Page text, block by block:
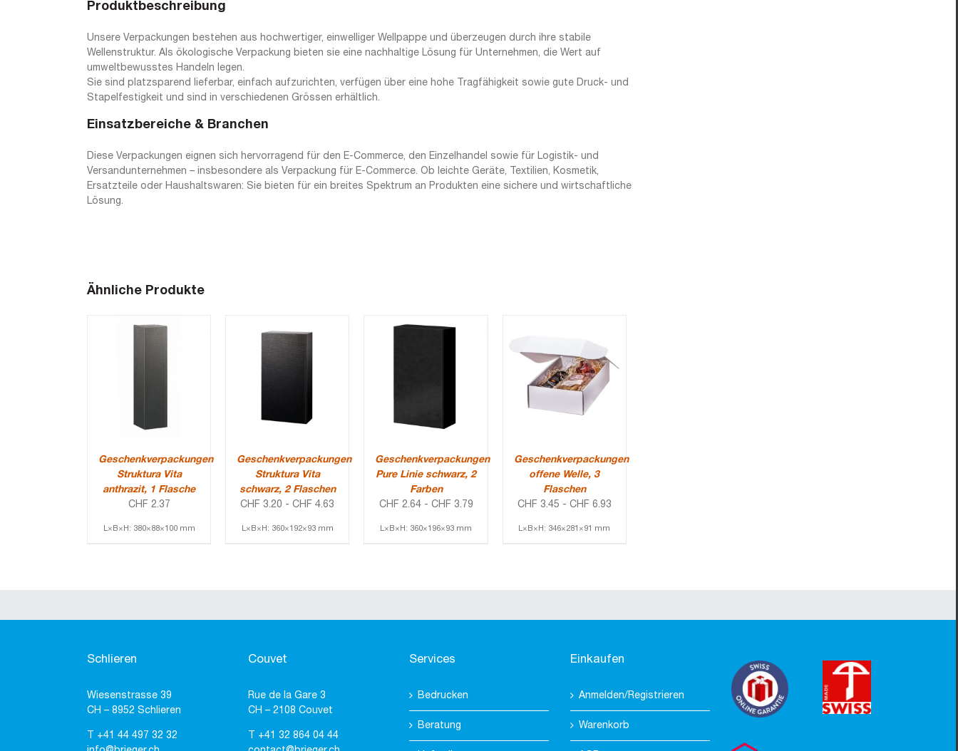
Produktbeschreibung
Unsere Verpackungen bestehen aus hochwertiger, einwelliger Wellpappe und überzeugen durch ihre stabile
Wellenstruktur. Als ökologische Verpackung bieten sie eine nachhaltige Lösung für Unternehmen, die Wert auf
umweltbewusstes Handeln legen.
Sie sind platzsparend lieferbar, einfach aufzurichten, verfügen über eine hohe Tragfähigkeit sowie gute Druck- und
Stapelfestigkeit und sind in verschiedenen Grössen erhältlich.
Einsatzbereiche & Branchen
Diese Verpackungen eignen sich hervorragend für den E-Commerce, den Einzelhandel sowie für Logistik- und
Versandunternehmen – insbesondere als Verpackung für E-Commerce. Ob leichte Geräte, Textilien, Kosmetik,
Ersatzteile oder Haushaltswaren: Sie bieten für ein breites Spektrum an Produkten eine sichere und wirtschaftliche
Lösung.
Ähnliche Produkte
Geschenkverpackungen
Struktura Vita
anthrazit, 1 Flasche
CHF 2.37
L×B×H: 380×88×100 mm
Geschenkverpackungen
Struktura Vita
schwarz, 2 Flaschen
CHF 3.20 -CHF 4.63
L×B×H: 360×192×93 mm
Geschenkverpackungen
Pure Linie schwarz, 2
Farben
CHF 2.64- CHF 3.79
L×B×H: 360×196×93 mm
Geschenkverpackungen
offene Welle, 3
Flaschen
CHF 3.45 - CHF 6.93
L×B×H: 346×281×91 mm
Schlieren
Wiesenstrasse 39
CH – 8952 Schlieren
+41 44 497 32 32
Couvet
Rue de la Gare 3
CH – 2108 Couvet
+41 32 864 04 44
Services
Bedrucken
Beratung
Einkaufen
Anmelden/Registrieren
Warenkorb